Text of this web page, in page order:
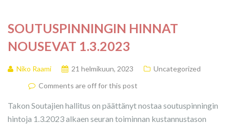
SOUTUSPINNINGIN HINNAT
NOUSEVAT 1.3.2023
Niko Raami 21 helmikuun, 2023
Uncategorized
Comments are off for this post
Takon Soutajien hallitus on päättänyt nostaa soutuspinningin
hintoja 1.3.2023 alkaen seuran toiminnan kustannustason